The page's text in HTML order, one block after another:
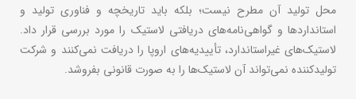
محل تولید آن مطرح نیست؛ بلکه باید تاریخچه و فناوری تولید و
استانداردها و گواهی‌نامه‌های دریافتی لاستیک را مورد بررسی قرار داد.
لاستیک‌های غیراستاندارد، تأییدیه‌های اروپا را دریافت نمی‌کنند و شرکت
تولیدکننده نمی‌تواند آن لاستیک‌ها را به‌ صورت قانونی بفروشد.